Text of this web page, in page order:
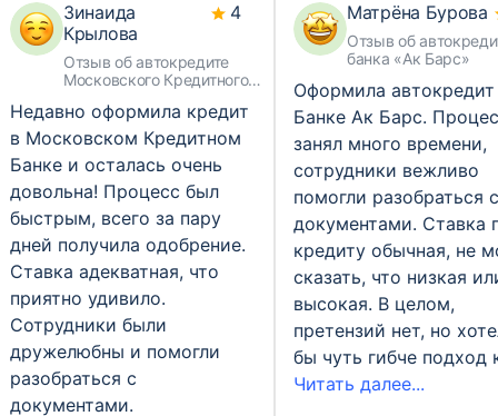
Зинаида
Крылова
Отзыв об автокредите
Московского Кредитного
4
Недавно оформила кредит
в Московском Кредитном
Банке и осталась очень
довольна! Процесс был
быстрым, всего за пару
дней получила одобрение.
Ставка адекватная, что
приятно удивило.
Сотрудники были
дружелюбны и помогли
разобраться с
документами.
Матрёна Бурова
Отзыв об
банка «Ак Барс»
Оформила автокредит
Банке Ак Барс.
занял много времени,
сотрудники вежливо
помогли разобраться с
документами. Ставка
кредиту обычная, не
сказать, что низкая
высокая. В целом,
претензий нет, но
бы чуть гибче подход
Читать далее...